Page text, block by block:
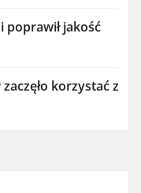
poprawił jakość
korzystać z